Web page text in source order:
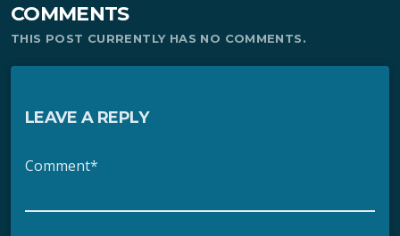
COMMENTS
THIS POST CURRENTLY HAS NO COMMENTS.
LEAVE A REPLY
Comment*